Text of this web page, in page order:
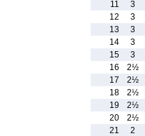
11
3
12
3
13
3
14
3
15
3
16
2½
17
2½
18
2½
19
2½
20
2½
21
2